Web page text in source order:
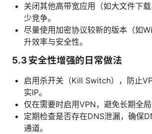
关闭其他高带宽应用（如大文件下
少竞争。
尽量使用加密协议较新的版本（如
升效率与安全性。
5.3 安全性增强的日常做法
启用杀开关（Kill Switch），防止
实IP。
仅在需要时启用VPN，避免长期全局
定期检查是否存在DNS泄漏，确保
通道。